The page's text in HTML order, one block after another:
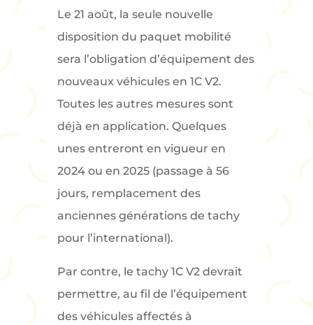
Le 21 août, la seule nouvelle
disposition du paquet mobilité
sera l’obligation d’équipement des
nouveaux véhicules en 1C V2.
Toutes les autres mesures sont
déjà en application. Quelques
unes entreront en vigueur en
2024 ou en 2025 (passage à 56
jours, remplacement des
anciennes générations de tachy
pour l’international).
Par contre, le tachy 1C V2 devrait
permettre, au fil de l’équipement
des véhicules affectés à